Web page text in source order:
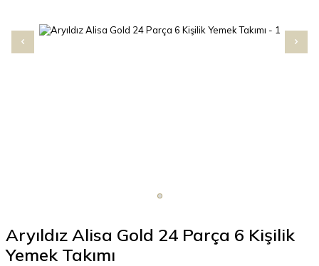
Aryıldız Alisa Gold 24 Parça 6 Kişilik
Yemek Takımı